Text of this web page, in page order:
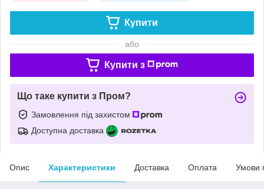
Купити
або
Купити з
Що таке купити з Пром?
Замовлення під захистом
Доступна доставка
Опис Характеристики Доставка Оплата Умови